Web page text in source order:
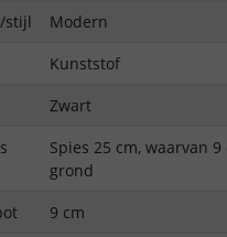
stijl
Modern
Kunststof
Zwart
Spies 25 cm, waarvan
grond
9 cm